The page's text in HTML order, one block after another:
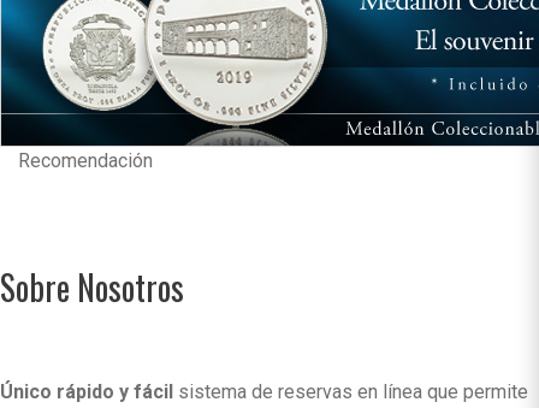
Recomendación
Sobre Nosotros
Único rápido y fácil sistema de reservas en línea que permite